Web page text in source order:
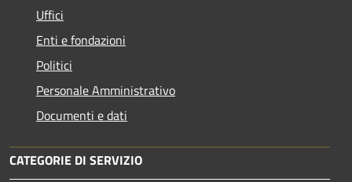
Uffici
Enti e fondazioni
Politici
Personale Amministrativo
Documenti e dati
CATEGORIE DI SERVIZIO